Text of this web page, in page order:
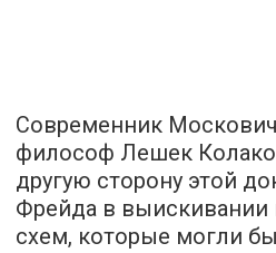
Современник
философ Лешек
другую сторону этой
Фрейда в выискивании
схем, которые могли